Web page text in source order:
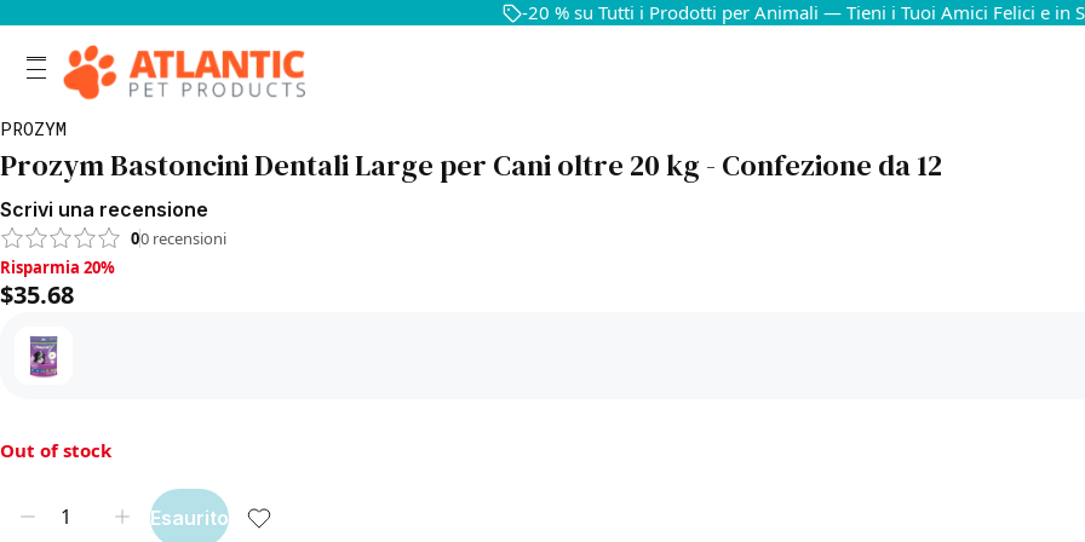
-20 % su Tutti i Prodotti per Animali — Tieni i Tuoi Amici Felici e in
PROZYM
Prozym Bastoncini Dentali Large per Cani oltre 20 kg - Confezione da 12
Scrivi una recensione
00 recensioni
Risparmia 20%, $35.68
Risparmia 20%
$35.68
Out of stock
Esaurito